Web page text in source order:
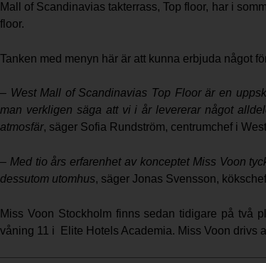
Mall of Scandinavias takterrass, Top floor, har i
floor.
Tanken med menyn här är att kunna erbjuda något
– West Mall of Scandinavias Top Floor är en
man verkligen säga att vi i år levererar något
atmosfär, säger Sofia Rundström, centrumchef i
– Med tio års erfarenhet av konceptet Miss Voon
dessutom utomhus, säger Jonas Svensson,
Miss Voon Stockholm finns sedan tidigare på två
våning 11 i Elite Hotels Academia. Miss Voon drivs